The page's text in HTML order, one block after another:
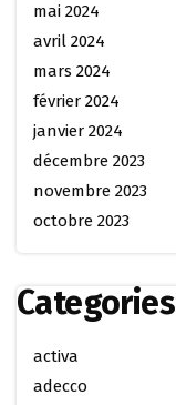
mai 2024
avril 2024
mars 2024
février 2024
janvier 2024
décembre 2023
novembre 2023
octobre 2023
Categories
activa
adecco